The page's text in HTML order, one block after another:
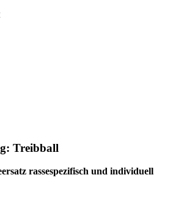
Treibball
rassespezifisch und individuell